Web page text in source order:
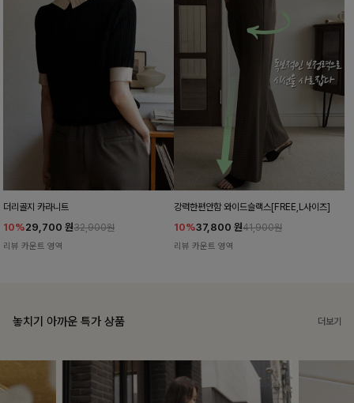
더리골지 카라니트
10%29,700 원32,900원
리뷰 카운트 영역
강력한편안함 와이드슬랙스[FREE,L사이즈]
10%37,800 원41,900원
리뷰 카운트 영역
놓치기 아까운 특가 상품 더보기